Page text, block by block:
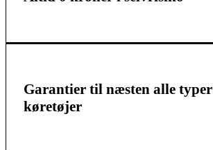
Garantier til næsten alle typer
køretøjer